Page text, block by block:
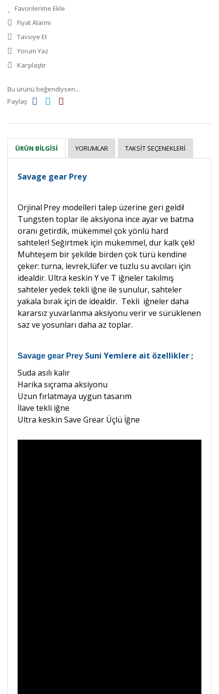
Fiyat Alarmı
Tavsiye Et
Yorum Yaz
Karşılaştır
Bu ürünü beğendiysen...
Paylaş
ÜRÜN BILGISI YORUMLAR TAKSIT SEÇENEKLERI
Savage gear Prey
Orjinal Prey modelleri talep üzerine geri geldi!
Tungsten toplar ile aksiyona ince ayar ve batma
oranı getirdik, mükemmel çok yönlü hard
sahteler! Seğirtmek için mükemmel, dur kalk çek!
Muhteşem bir şekilde birden çok türü kendine
çeker: turna, levrek,lüfer ve tuzlu su avcıları için
idealdir. Ultra keskin Y ve T iğneler takılmış
sahteler yedek tekli iğne ile sunulur, sahteler
yakala bırak için de idealdir. Tekli iğneler daha
kararsız yuvarlanma aksiyonu verirve sürüklenen
saz ve yosunları daha az toplar.
Savage gear Prey Suni Yemlere ait özellikler ;
Suda asılı kalır
Harika sıçrama aksiyonu
Uzun fırlatmaya uygun tasarım
İlave tekli iğne
Ultra keskin Save Grear Üçlü İğne